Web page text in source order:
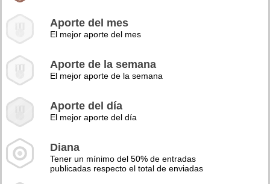
Aporte del mes
El mejor aporte del mes
Aporte de la semana
El mejor aporte de la semana
Aporte del día
El mejor aporte del día
Diana
Tener un mínimo del 50% de entradas
publicadas respecto el total de enviadas